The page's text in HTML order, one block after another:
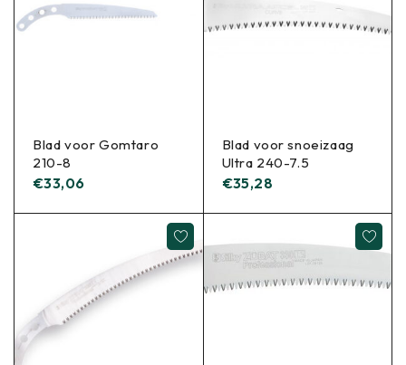
Blad voor Gomtaro
210-8
€33,06
Blad voor snoeizaag
Ultra 240-7.5
€35,28